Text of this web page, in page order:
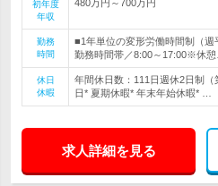
初年度
年収
480万円～700万円
勤務
時間
■1年単位の変形労働時間制（
勤務時間帯／8:00～17:00※休憩
休日
休暇
年間休日数：111日週休2日制
日* 夏期休暇* 年末年始休暇* …
求人詳細を見る